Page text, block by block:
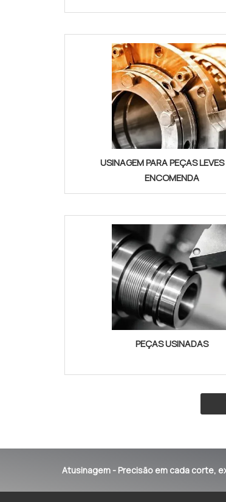
USINAGEM PARA PEÇAS
ENCOMENDA
PEÇAS USINADAS
Atusinagem - Precisão em cada corte,